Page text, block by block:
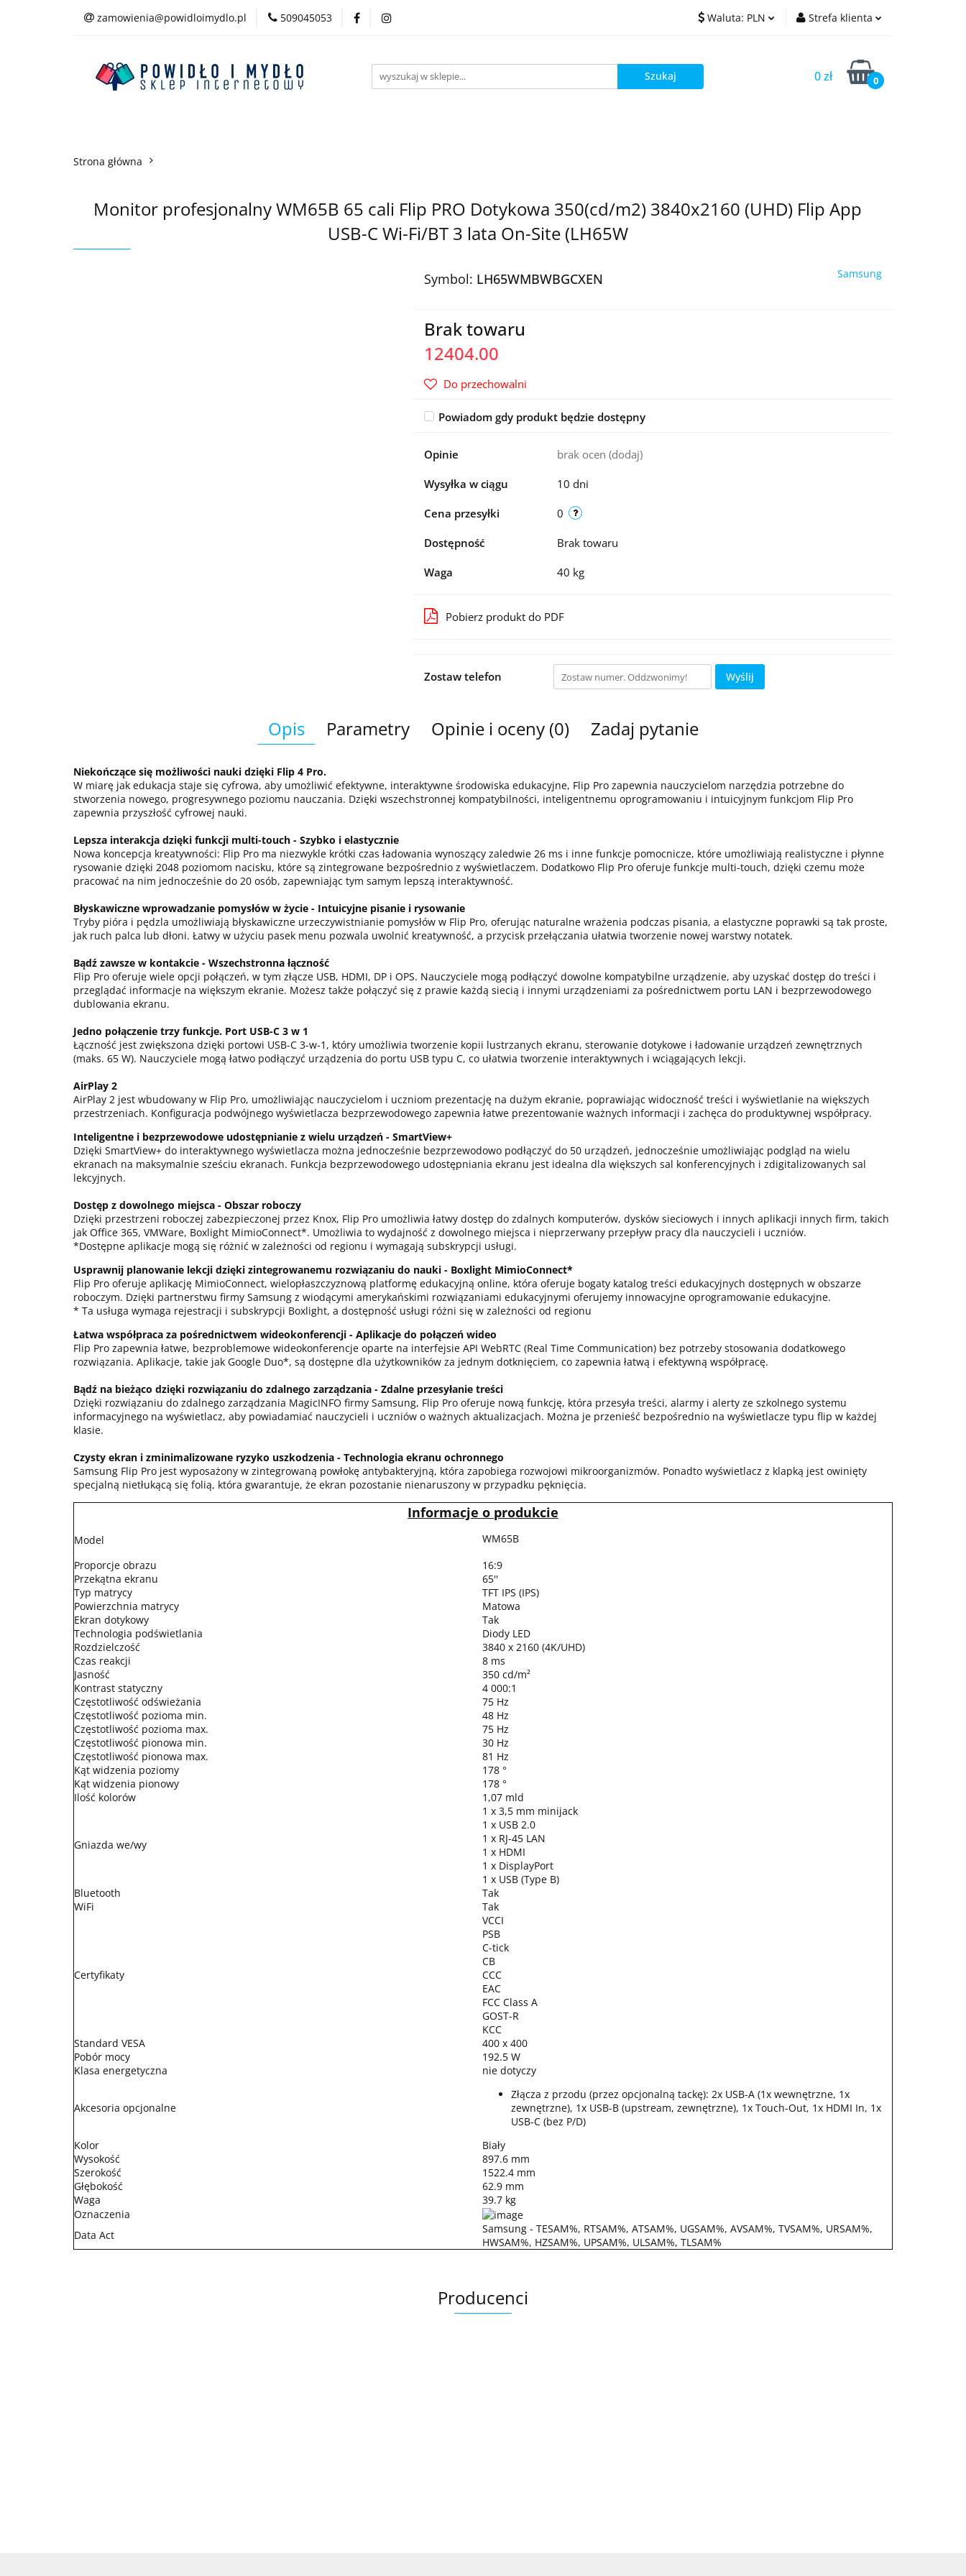
zamowienia@powidloimydlo.pl 509045053 Waluta: PLN Strefa klienta
Zaloguj się
Zarejestruj się
0 zł 0
Strona główna
Monitor profesjonalny WM65B 65 cali Flip PRO Dotykowa 350(cd/m2) 3840x2160 (UHD) Flip App
USB-C Wi-Fi/BT 3 lata On-Site (LH65W
Symbol: LH65WMBWBGCXEN Samsung
Brak towaru
12404.00
Do przechowalni
Powiadom gdy produkt będzie dostępny
Opinie brak ocen (dodaj)
Wysyłka w ciągu 10 dni
Cena przesyłki 0
Dostępność Brak towaru
Waga 40 kg
Pobierz produkt do PDF
Zostaw telefon Wyślij
Opis Parametry Opinie i oceny (0) Zadaj pytanie
Niekończące się możliwości nauki dzięki Flip 4 Pro.
W miarę jak edukacja staje się cyfrowa, aby umożliwić efektywne, interaktywne środowiska edukacyjne, Flip Pro zapewnia nauczycielom narzędzia potrzebne do
stworzenia nowego, progresywnego poziomu nauczania. Dzięki wszechstronnej kompatybilności, inteligentnemu oprogramowaniu i intuicyjnym funkcjom Flip Pro
zapewnia przyszłość cyfrowej nauki.
Lepsza interakcja dzięki funkcji multi-touch - Szybko i elastycznie
Nowa koncepcja kreatywności: Flip Pro ma niezwykle krótki czas ładowania wynoszący zaledwie 26 ms i inne funkcje pomocnicze, które umożliwiają realistyczne i płynne
rysowanie dzięki 2048 poziomom nacisku, które są zintegrowane bezpośrednio z wyświetlaczem. Dodatkowo Flip Pro oferuje funkcje multi-touch, dzięki czemu może
pracować na nim jednocześnie do 20 osób, zapewniając tym samym lepszą interaktywność.
Błyskawiczne wprowadzanie pomysłów w życie - Intuicyjne pisanie i rysowanie
Tryby pióra i pędzla umożliwiają błyskawiczne urzeczywistnianie pomysłów w Flip Pro, oferując naturalne wrażenia podczas pisania, a elastyczne poprawki są tak proste,
jak ruch palca lub dłoni. Łatwy w użyciu pasek menu pozwala uwolnić kreatywność, a przycisk przełączania ułatwia tworzenie nowej warstwy notatek.
Bądź zawsze w kontakcie - Wszechstronna łączność
Flip Pro oferuje wiele opcji połączeń, w tym złącze USB, HDMI, DP i OPS. Nauczyciele mogą podłączyć dowolne kompatybilne urządzenie, aby uzyskać dostęp do treści i
przeglądać informacje na większym ekranie. Możesz także połączyć się z prawie każdą siecią i innymi urządzeniami za pośrednictwem portu LAN i bezprzewodowego
dublowania ekranu.
Jedno połączenie trzy funkcje. Port USB-C 3 w 1
Łączność jest zwiększona dzięki portowi USB-C 3-w-1, który umożliwia tworzenie kopii lustrzanych ekranu, sterowanie dotykowe i ładowanie urządzeń zewnętrznych
(maks. 65 W). Nauczyciele mogą łatwo podłączyć urządzenia do portu USB typu C, co ułatwia tworzenie interaktywnych i wciągających lekcji.
AirPlay 2
AirPlay 2 jest wbudowany w Flip Pro, umożliwiając nauczycielom i uczniom prezentację na dużym ekranie, poprawiając widoczność treści i wyświetlanie na większych
przestrzeniach. Konfiguracja podwójnego wyświetlacza bezprzewodowego zapewnia łatwe prezentowanie ważnych informacji i zachęca do produktywnej współpracy.
Inteligentne i bezprzewodowe udostępnianie z wielu urządzeń - SmartView+
Dzięki SmartView+ do interaktywnego wyświetlacza można jednocześnie bezprzewodowo podłączyć do 50 urządzeń, jednocześnie umożliwiając podgląd na wielu
ekranach na maksymalnie sześciu ekranach. Funkcja bezprzewodowego udostępniania ekranu jest idealna dla większych sal konferencyjnych i zdigitalizowanych sal
lekcyjnych.
Dostęp z dowolnego miejsca - Obszar roboczy
Dzięki przestrzeni roboczej zabezpieczonej przez Knox, Flip Pro umożliwia łatwy dostęp do zdalnych komputerów, dysków sieciowych i innych aplikacji innych firm, takich
jak Office 365, VMWare, Boxlight MimioConnect*. Umożliwia to wydajność z dowolnego miejsca i nieprzerwany przepływ pracy dla nauczycieli i uczniów.
*Dostępne aplikacje mogą się różnić w zależności od regionu i wymagają subskrypcji usługi.
Usprawnij planowanie lekcji dzięki zintegrowanemu rozwiązaniu do nauki - Boxlight MimioConnect*
Flip Pro oferuje aplikację MimioConnect, wielopłaszczyznową platformę edukacyjną online, która oferuje bogaty katalog treści edukacyjnych dostępnych w obszarze
roboczym. Dzięki partnerstwu firmy Samsung z wiodącymi amerykańskimi rozwiązaniami edukacyjnymi oferujemy innowacyjne oprogramowanie edukacyjne.
* Ta usługa wymaga rejestracji i subskrypcji Boxlight, a dostępność usługi różni się w zależności od regionu
Łatwa współpraca za pośrednictwem wideokonferencji - Aplikacje do połączeń wideo
Flip Pro zapewnia łatwe, bezproblemowe wideokonferencje oparte na interfejsie API WebRTC (Real Time Communication) bez potrzeby stosowania dodatkowego
rozwiązania. Aplikacje, takie jak Google Duo*, są dostępne dla użytkowników za jednym dotknięciem, co zapewnia łatwą i efektywną współpracę.
Bądź na bieżąco dzięki rozwiązaniu do zdalnego zarządzania - Zdalne przesyłanie treści
Dzięki rozwiązaniu do zdalnego zarządzania MagicINFO firmy Samsung, Flip Pro oferuje nową funkcję, która przesyła treści, alarmy i alerty ze szkolnego systemu
informacyjnego na wyświetlacz, aby powiadamiać nauczycieli i uczniów o ważnych aktualizacjach. Można je przenieść bezpośrednio na wyświetlacze typu flip w każdej
klasie.
Czysty ekran i zminimalizowane ryzyko uszkodzenia - Technologia ekranu ochronnego
Samsung Flip Pro jest wyposażony w zintegrowaną powłokę antybakteryjną, która zapobiega rozwojowi mikroorganizmów. Ponadto wyświetlacz z klapką jest owinięty
specjalną nietłukącą się folią, która gwarantuje, że ekran pozostanie nienaruszony w przypadku pęknięcia.
Informacje o produkcie
Model
WM65B
Proporcje obrazu
16:9
Przekątna ekranu
65''
Typ matrycy
TFT IPS (IPS)
Powierzchnia matrycy
Matowa
Ekran dotykowy
Tak
Technologia podświetlania
Diody LED
Rozdzielczość
3840 x 2160 (4K/UHD)
Czas reakcji
8 ms
Jasność
350 cd/m²
Kontrast statyczny
4 000:1
Częstotliwość odświeżania
75 Hz
Częstotliwość pozioma min.
48 Hz
Częstotliwość pozioma max.
75 Hz
Częstotliwość pionowa min.
30 Hz
Częstotliwość pionowa max.
81 Hz
Kąt widzenia poziomy
178 °
Kąt widzenia pionowy
178 °
Ilość kolorów
1,07 mld
Gniazda we/wy
1 x 3,5 mm minijack
1 x USB 2.0
1 x RJ-45 LAN
1 x HDMI
1 x DisplayPort
1 x USB (Type B)
Bluetooth
Tak
WiFi
Tak
Certyfikaty
VCCI
PSB
C-tick
CB
CCC
EAC
FCC Class A
GOST-R
KCC
Standard VESA
400 x 400
Pobór mocy
192.5 W
Klasa energetyczna
nie dotyczy
Akcesoria opcjonalne
Złącza z przodu (przez opcjonalną tackę): 2x USB-A (1x wewnętrzne, 1x
zewnętrzne), 1x USB-B (upstream, zewnętrzne), 1x Touch-Out, 1x HDMI In, 1x
USB-C (bez P/D)
Kolor
Biały
Wysokość
897.6 mm
Szerokość
1522.4 mm
Głębokość
62.9 mm
Waga
39.7 kg
Oznaczenia
Data Act
Samsung - TESAM%, RTSAM%, ATSAM%, UGSAM%, AVSAM%, TVSAM%, URSAM%,
HWSAM%, HZSAM%, UPSAM%, ULSAM%, TLSAM%
Producenci